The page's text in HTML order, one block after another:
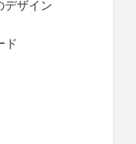
デザイン
ド